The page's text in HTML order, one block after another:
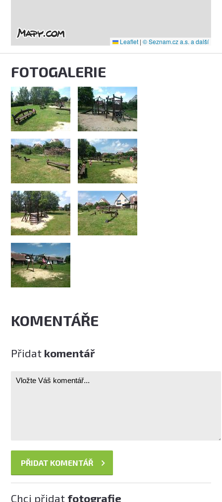
Leaflet | © Seznam.cz a.s. a další
FOTOGALERIE
KOMENTÁŘE
Přidat komentář
Chci přidat fotografie